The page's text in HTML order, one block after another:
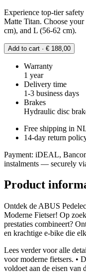
Experience top-tier
Matte Titan. Choose
cm), and L (56-62 cm).
Add to cart · € 188,00
Warranty
1 year
Delivery time
1-3 business days
Brakes
Hydraulic disc
Free shipping in
14-day return
Payment: iDEAL,
instalments — securely
Product
Ontdek de ABUS
Moderne Fietser! Op
prestaties combineert?
en krachtige e-bike die
Lees verder voor alle
voor moderne fietsers. •
voldoet aan de eisen van